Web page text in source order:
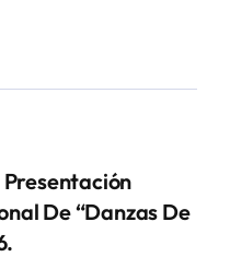
De “Danzas De